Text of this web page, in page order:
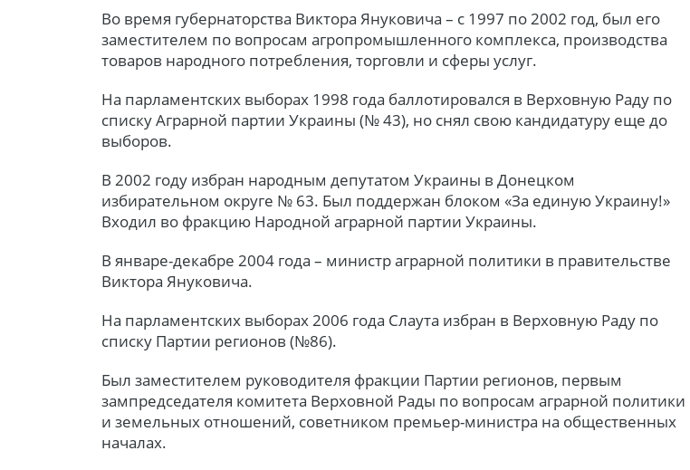
Во время губернаторства Виктора Януковича – с 1997 по 2002 год, был его
заместителем по вопросам агропромышленного комплекса, производства
товаров народного потребления, торговли и сферы услуг.
На парламентских выборах 1998 года баллотировался в Верховную Раду по
списку Аграрной партии Украины (№ 43), но снял свою кандидатуру еще до
выборов.
В 2002 году избран народным депутатом Украины в Донецком
избирательном округе № 63. Был поддержан блоком «За единую Украину!»
Входил во фракцию Народной аграрной партии Украины.
В январе-декабре 2004 года – министр аграрной политики в правительстве
Виктора Януковича.
На парламентских выборах 2006 года Слаута избран в Верховную Раду по
списку Партии регионов (№86).
Был заместителем руководителя фракции Партии регионов, первым
зампредседателя комитета Верховной Рады по вопросам аграрной политики
и земельных отношений, советником премьер-министра на общественных
началах.